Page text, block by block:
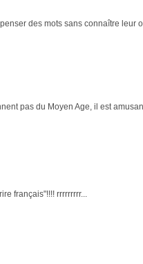
des mots sans connaître leur
pas du Moyen Age, il est
français"!!!! rrrrrrrrr...